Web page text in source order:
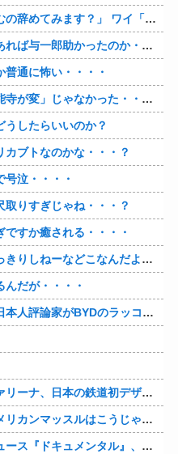
「…食っちゃいけないものを売ってるのか？」
与一郎助かったのか・・・？
普通に怖い・・・・
が変」じゃなかった・・・？
うしたらいいのか？
カブトなのかな・・・？
号泣・・・・
取りすぎじゃね・・・？
ですか癒される・・・・
しねーなどこなんだよ・・・・
んだが・・・・
備を褒めてるけど中国では基本的な装備やぞ…？」
。南海電鉄が新たな空港特急をなにわ筋線へ導入
6ツインターボ、600馬力」の新型「チャージャー ”スーパービー”」を発表
ンタル』、アメリカで初の制作が決定